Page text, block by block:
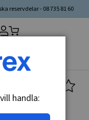
reservdelar - 08 735 81 60
handla: